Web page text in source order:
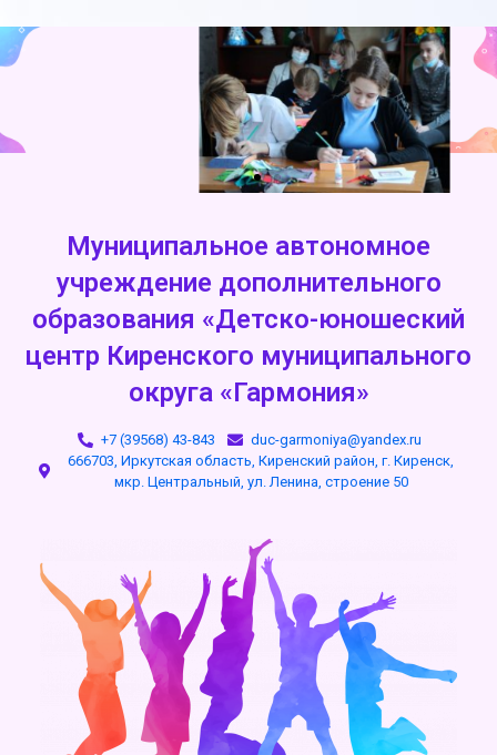
Муниципальное автономное
учреждение дополнительного
образования «Детско-юношеский
центр Киренского муниципального
округа «Гармония»
+7 (39568) 43-843
duc-garmoniya@yandex.ru
666703, Иркутская область, Киренский район, г. Киренск,
мкр. Центральный, ул. Ленина, строение 50